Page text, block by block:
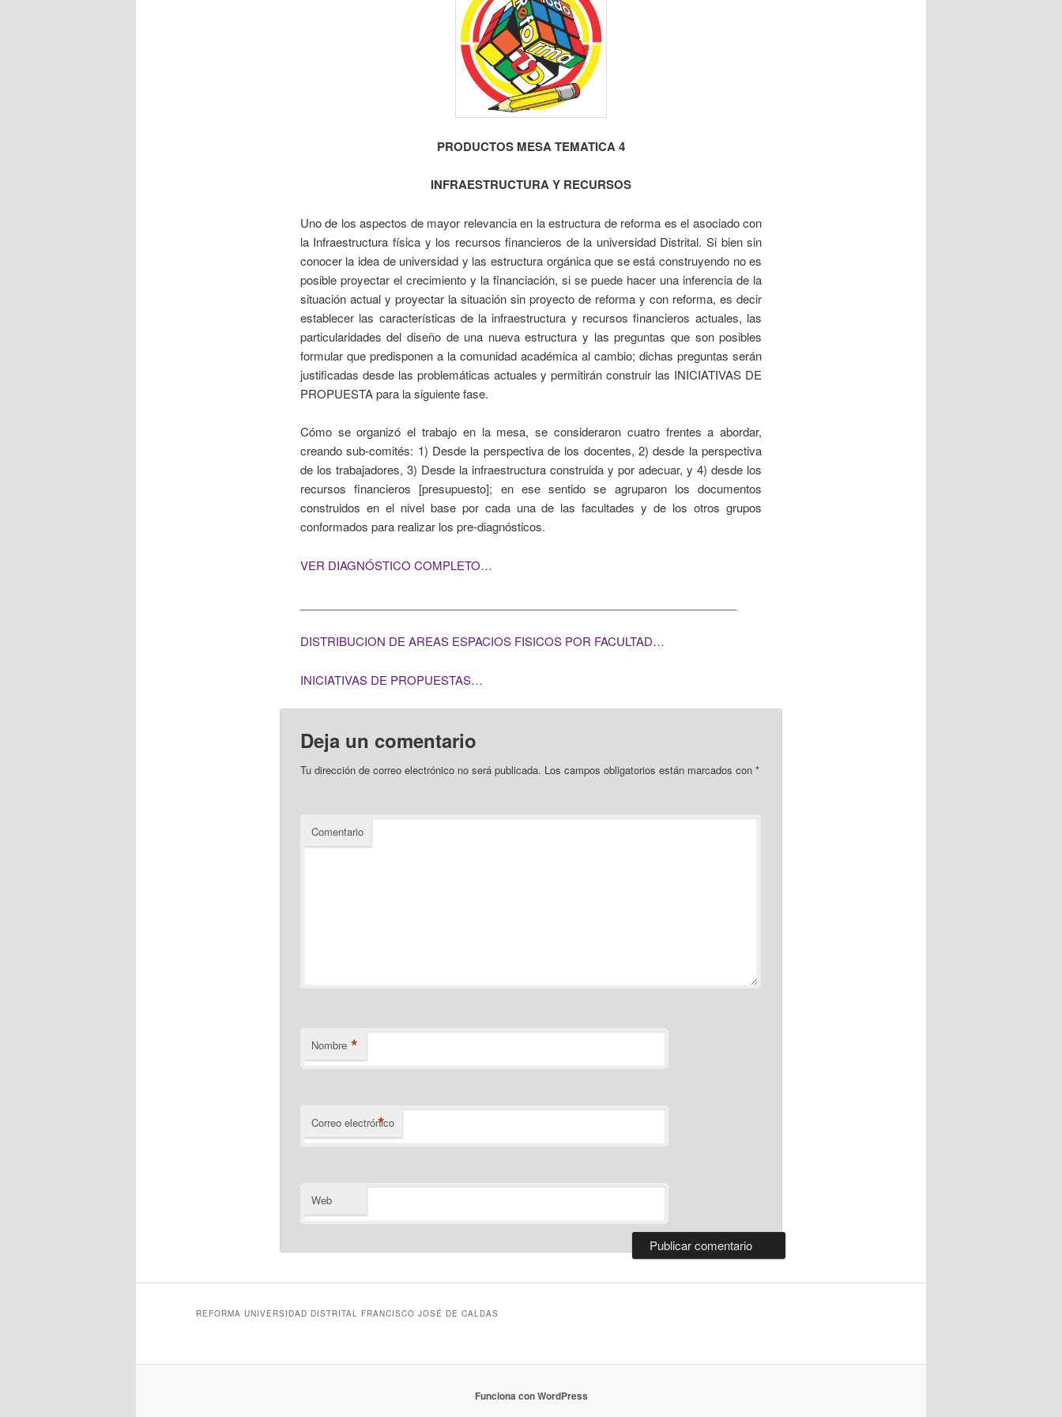
PRODUCTOS MESA TEMATICA 4
INFRAESTRUCTURA Y RECURSOS
Uno de los aspectos de mayor relevancia en la estructura de reforma es el asociado con
la Infraestructura física y los recursos financieros de la universidad Distrital. Si bien sin
conocer la idea de universidad y las estructura orgánica que se está construyendo no es
posible proyectar el crecimiento y la financiación, si se puede hacer una inferencia de la
situación actual y proyectar la situación sin proyecto de reforma y con reforma, es decir
establecer las características de la infraestructura y recursos financieros actuales, las
particularidades del diseño de una nueva estructura y las preguntas que son posibles
formular que predisponen a la comunidad académica al cambio; dichas preguntas serán
justificadas desde las problemáticas actuales y permitirán construir las INICIATIVAS DE
PROPUESTA para la siguiente fase.
Cómo se organizó el trabajo en la mesa, se consideraron cuatro frentes a abordar,
creando sub-comités: 1) Desde la perspectiva de los docentes, 2) desde la perspectiva
de los trabajadores, 3) Desde la infraestructura construida y por adecuar, y 4) desde los
recursos financieros [presupuesto]; en ese sentido se agruparon los documentos
construidos en el nivel base por cada una de las facultades y de los otros grupos
conformados para realizar los pre-diagnósticos.
VER DIAGNÓSTICO COMPLETO…
DISTRIBUCION DE AREAS ESPACIOS FISICOS POR FACULTAD…
INICIATIVAS DE PROPUESTAS…
Deja un comentario
Tu dirección de correo electrónico no será publicada. Los campos obligatorios están marcados con *
Comentario
Nombre *
Correo electrónico
*
Web
REFORMA UNIVERSIDAD DISTRITAL FRANCISCO JOSÉ DE CALDAS
Funciona con WordPress